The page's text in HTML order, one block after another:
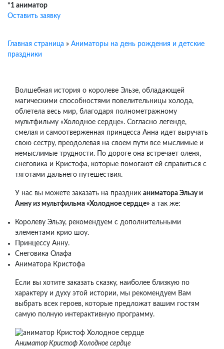
*1 аниматор
Оставить заявку
Главная страница » Аниматоры на день рождения и детские
праздники
Волшебная история о королеве Эльзе, обладающей
магическими способностями повелительницы холода,
облетела весь мир, благодаря полнометражному
мультфильму «Холодное сердце». Согласно легенде,
смелая и самоотверженная принцесса Анна идет выручать
свою сестру, преодолевая на своем пути все мыслимые и
немыслимые трудности. По дороге она встречает оленя,
снеговика и Кристофа, которые помогают ей справиться с
тяготами дальнего путешествия.
У нас вы можете заказать на праздник аниматора Эльзу и
Анну из мультфильма «Холодное сердце» а так же:
Королеву Эльзу, рекомендуем с дополнительными
элементами крио шоу.
Принцессу Анну.
Снеговика Олафа
Аниматора Кристофа
Если вы хотите заказать сказку, наиболее близкую по
характеру и духу этой истории, мы рекомендуем Вам
выбрать всех героев, которые предложат вашим гостям
самую полную интерактивную программу.
Аниматор Кристоф Холодное сердце